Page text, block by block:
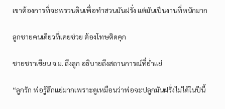
เขาต้องการที่จะพรวนดินเพื่อทำสวนมันฝรั่ง แต่มันเป็นงานที่หนักมาก
ลูกชายคนเดียวที่เคยช่วย ต้องโทษติดคุก
ชายชราเขียน จ.ม. ถึงลูก อธิบายถึงสถานการณ์ที่ย่ำแย่
“ลูกรัก พ่อรู้สึกแย่มากเพราะดูเหมือนว่าพ่อจะปลูกมันฝรั่งไม่ได้ในปีนี้